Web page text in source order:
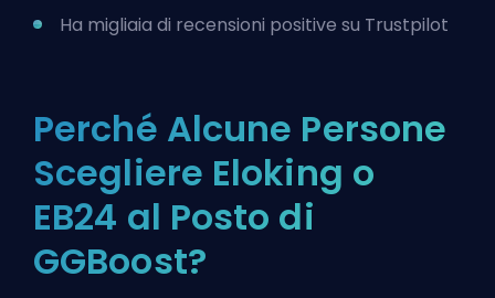
Ha migliaia di recensioni positive su Trustpilot
Perché Alcune Persone
Scegliere Eloking o
EB24 al Posto di
GGBoost?